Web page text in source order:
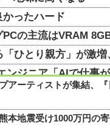
ったハード
PCの主流はVRAM
「ひとり親方」が激
ンジニア「AIで仕事
を食事で摂るのがけ
ったハード他
れる？他
アーティストが集結、
本地震受け1000万円の